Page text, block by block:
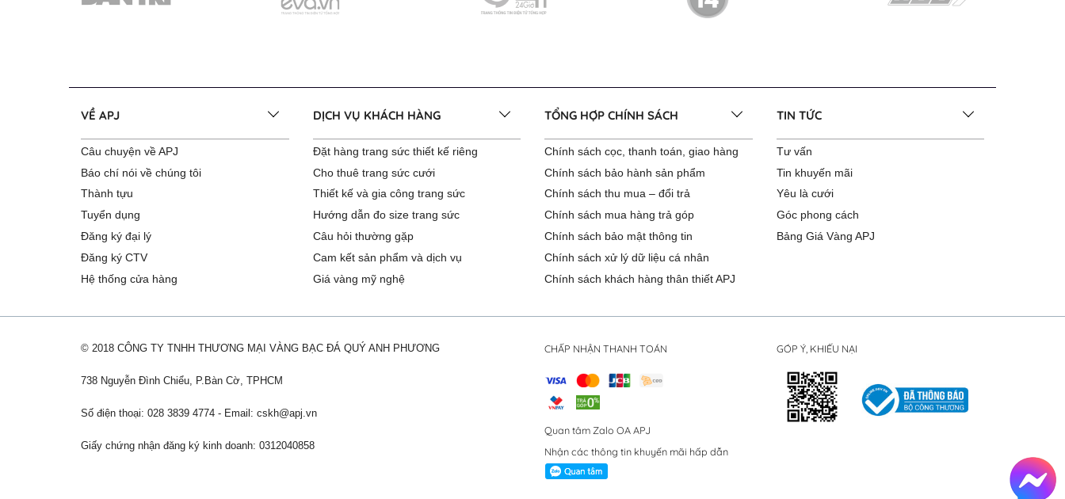
VỀ APJ
Câu chuyện về APJ
Báo chí nói về chúng tôi
Thành tựu
Tuyển dụng
Đăng ký đại lý
Đăng ký CTV
Hệ thống cửa hàng
DỊCH VỤ KHÁCH HÀNG
Đặt hàng trang sức thiết kế riêng
Cho thuê trang sức cưới
Thiết kế và gia công trang sức
Hướng dẫn đo size trang sức
Câu hỏi thường gặp
Cam kết sản phẩm và dịch vụ
Giá vàng mỹ nghệ
TỔNG HỢP CHÍNH SÁCH
Chính sách cọc, thanh toán, giao hàng
Chính sách bảo hành sản phẩm
Chính sách thu mua – đổi trả
Chính sách mua hàng trả góp
Chính sách bảo mật thông tin
Chính sách xử lý dữ liệu cá nhân
Chính sách khách hàng thân thiết APJ
TIN TỨC
Tư vấn
Tin khuyến mãi
Yêu là cưới
Góc phong cách
Bảng Giá Vàng APJ
© 2018 CÔNG TY TNHH THƯƠNG MẠI VÀNG BẠC ĐÁ QUÝ ANH PHƯƠNG
738 Nguyễn Đình Chiểu, P.Bàn Cờ, TPHCM
Số điện thoại: 028 3839 4774 - Email: cskh@apj.vn
Giấy chứng nhận đăng ký kinh doanh: 0312040858
CHẤP NHẬN THANH TOÁN
Quan tâm Zalo OA APJ
Nhận các thông tin khuyến mãi hấp dẫn
GÓP Ý, KHIẾU NẠI